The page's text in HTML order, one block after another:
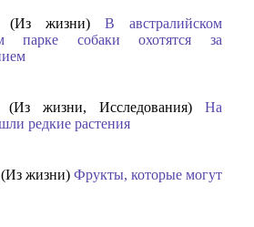
(Из жизни) В австралийском
парке собаки охотятся за
(Из жизни, Исследования) На
редкие растения
(Из жизни) Фрукты, которые могут